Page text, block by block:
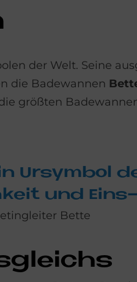
der Welt. Seine
die Badewannen
größten
Ur­sym­bol
und
Bette